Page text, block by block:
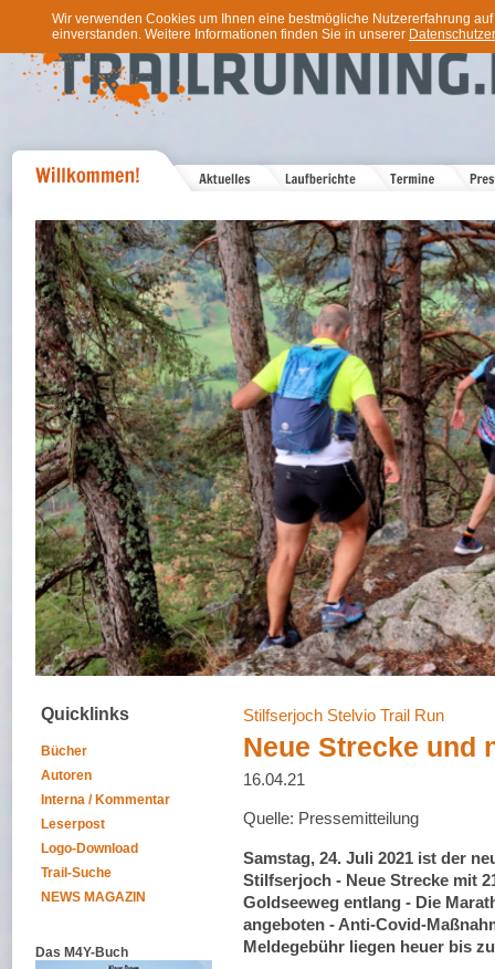
Wir verwenden Cookies um Ihnen eine bestmögliche Nutzererfahrung
einverstanden. Weitere Informationen finden Sie in unserer
Quicklinks
Bücher
Autoren
Interna / Kommentar
Leserpost
Logo-Download
Trail-Suche
NEWS MAGAZIN
Das M4Y-Buch
Stilfserjoch Stelvio Trail Run
Neue Strecke und
16.04.21
Quelle: Pressemitteilung
Samstag, 24. Juli 2021 ist der
Stilfserjoch - Neue Strecke mit
Goldseeweg entlang - Die
angeboten - Anti-Covid-
Meldegebühr liegen heuer bis